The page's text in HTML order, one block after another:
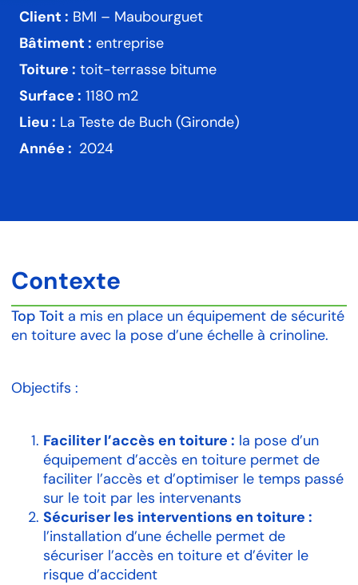
Client : BMI – Maubourguet
Bâtiment : entreprise
Toiture : toit-terrasse bitume
Surface : 1180 m2
Lieu : La Teste de Buch (Gironde)
Année : 2024
Contexte
Top Toit a mis en place un équipement de sécurité
en toiture avec la pose d’une échelle à crinoline.
Objectifs :
Faciliter l’accès en toiture : la pose d’un
équipement d’accès en toiture permet de
faciliter l’accès et d’optimiser le temps passé
sur le toit par les intervenants
Sécuriser les interventions en toiture :
l’installation d’une échelle permet de
sécuriser l’accès en toiture et d’éviter le
risque d’accident